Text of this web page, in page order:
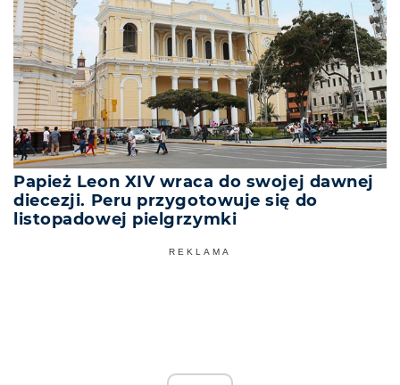
Papież Leon XIV wraca do swojej dawnej
diecezji. Peru przygotowuje się do
listopadowej pielgrzymki
REKLAMA